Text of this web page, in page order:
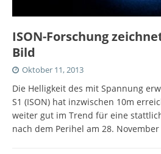
ISON-Forschung
Bild
Oktober 11, 2013
Die Helligkeit des mit Spannung
S1 (ISON) hat inzwischen 10m
weiter gut im Trend für eine
nach dem Perihel am 28.